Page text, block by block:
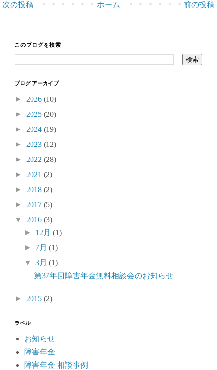
次の投稿 前の投稿
ホーム
このブログを検索
ブログ アーカイブ
► 2026 (10)
► 2025 (20)
► 2024 (19)
► 2023 (12)
► 2022 (28)
► 2021 (2)
► 2018 (2)
► 2017 (5)
▼ 2016 (3)
► 12月(1)
► 7月(1)
▼3月(1)
第37年回障害年金無料相談会のお知らせ
► 2015 (2)
ラベル
お知らせ
障害年金
障害年金 相談事例